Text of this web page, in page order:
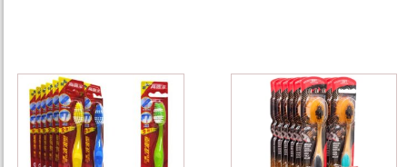
46132
Colgate
Tooth
Brush
46138
Colgate
**Gold**